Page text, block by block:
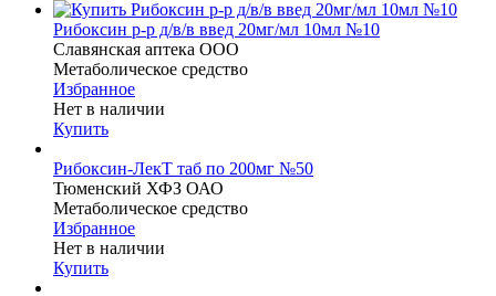
Рибоксин р-р д/в/в введ 20мг/мл 10мл №10
Славянская аптека ООО
Метаболическое средство
Избранное
Нет в наличии
Купить
Рибоксин-ЛекТ таб по 200мг №50
Тюменский ХФЗ ОАО
Метаболическое средство
Избранное
Нет в наличии
Купить